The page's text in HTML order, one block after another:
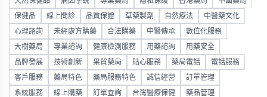
保健品 線上問診 品質保證 草藥製劑 自然療法 中醫藥文化
心理諮詢 未經處方購藥 合法購藥 中醫傳承 數位化服務
大樹藥局 專業諮詢 健康檢測服務 用藥諮詢 用藥安全
品牌發展 技術創新 果貿藥局 貼心服務 藥局電話 電話服務
客戶服務 藥局特色 藥局服務特色 誠信經營 訂單管理
系統服務 線上購藥 訂單查詢 台灣醫療保健 藥品管理